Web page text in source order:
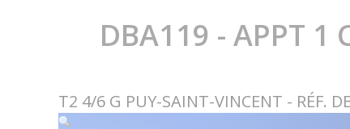
DBA119 - APPT 1
T2 4/6 G PUY-SAINT-VINCENT - RÉF.